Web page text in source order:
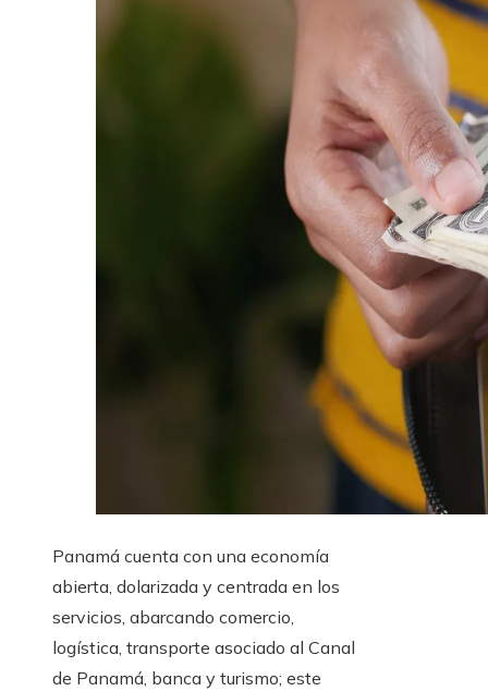
Panamá cuenta con una economía
abierta, dolarizada y centrada en los
servicios, abarcando comercio,
logística, transporte asociado al Canal
de Panamá, banca y turismo; este